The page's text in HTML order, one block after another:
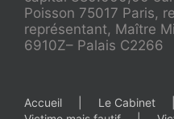
Poisson 75017 Paris,
représentant, Maître
6910Z– Palais C2266
Accueil Le Cabinet